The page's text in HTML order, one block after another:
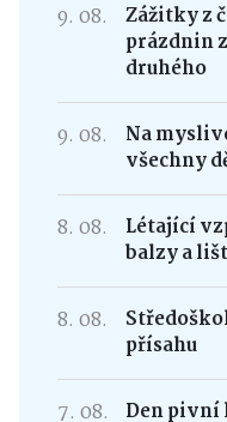
9. 08.
Zážitky z
prázdnin
druhého
9. 08.
Na
všechny
8. 08.
Létající
balzy a lišt
8. 08.
přísahu
7. 08. Den